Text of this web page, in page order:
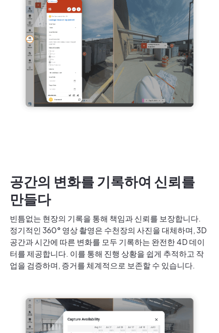
공간의 변화를 기록하여 신뢰를
만들다
빈틈없는 현장의 기록을 통해 책임과 신뢰를 보장합니다.
정기적인 360° 영상 촬영은 수천장의 사진을 대체하며, 3D
공간과 시간에 따른 변화를 모두 기록하는 완전한 4D 데이
터를 제공합니다. 이를 통해 진행 상황을 쉽게 추적하고 작
업을 검증하며, 증거를 체계적으로 보존할 수 있습니다.